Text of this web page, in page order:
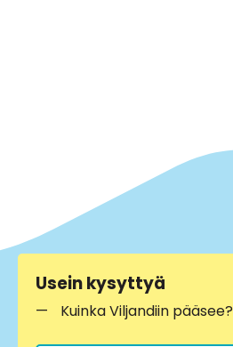
Usein kysyttyä
Kuinka Viljandiin pääsee?